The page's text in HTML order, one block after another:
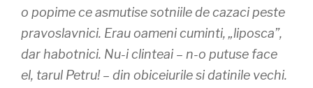
o popime ce asmutise sotniile de cazaci peste
pravoslavnici. Erau oameni cuminti, „liposca”,
dar habotnici. Nu-i clinteai – n-o putuse face
el, tarul Petru! – din obiceiurile si datinile vechi.